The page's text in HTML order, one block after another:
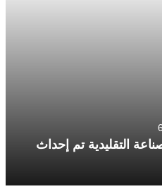
التقليدية تم إحداث